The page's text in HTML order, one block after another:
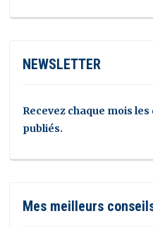
NEWSLETTER
Recevez chaque mois
publiés.
Mes meilleurs